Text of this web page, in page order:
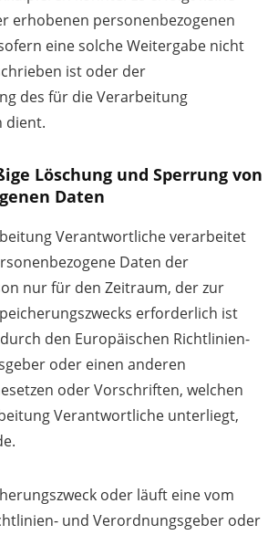
erhobenen personenbezogenen
eine solche Weitergabe nicht
ist oder der
des für die Verarbeitung
dient.
Löschung und Sperrung von
Daten
Verantwortliche verarbeitet
Daten der
nur für den Zeitraum, der zur
erforderlich ist
den Europäischen Richtlinien-
oder einen anderen
oder Vorschriften, welchen
Verantwortliche unterliegt,
oder läuft eine vom
und Verordnungsgeber oder